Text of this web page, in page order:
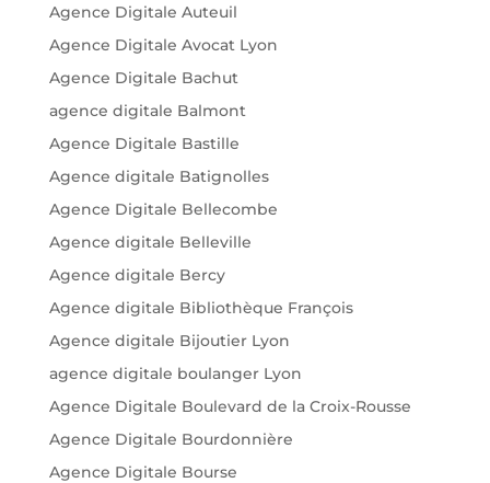
Agence Digitale Auteuil
Agence Digitale Avocat Lyon
Agence Digitale Bachut
agence digitale Balmont
Agence Digitale Bastille
Agence digitale Batignolles
Agence Digitale Bellecombe
Agence digitale Belleville
Agence digitale Bercy
Agence digitale Bibliothèque François
Agence digitale Bijoutier Lyon
agence digitale boulanger Lyon
Agence Digitale Boulevard de la Croix-Rousse
Agence Digitale Bourdonnière
Agence Digitale Bourse